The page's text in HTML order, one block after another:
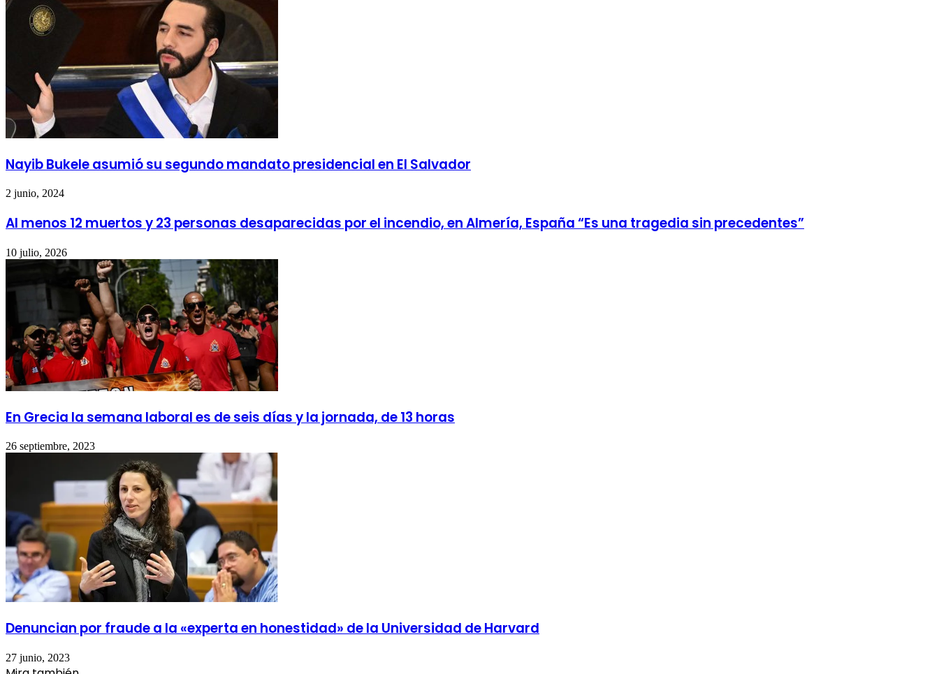
Nayib Bukele asumió su segundo mandato presidencial en El Salvador
2 junio, 2024
Al menos 12 muertos y 23 personas desaparecidas por el incendio, en Almería, España “Es una tragedia sin precedentes”
10 julio, 2026
En Grecia la semana laboral es de seis días y la jornada, de 13 horas
26 septiembre, 2023
Denuncian por fraude a la «experta en honestidad» de la Universidad de Harvard
27 junio, 2023